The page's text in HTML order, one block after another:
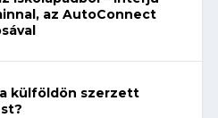
az AutoConnect
külföldön szerzett